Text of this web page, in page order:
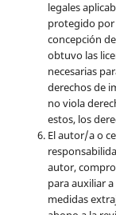
legales
protegido por
concepción
obtuvo las
necesarias
derechos de
no viola
estos, los
El autor/a o
autor,
para auxiliar
medidas